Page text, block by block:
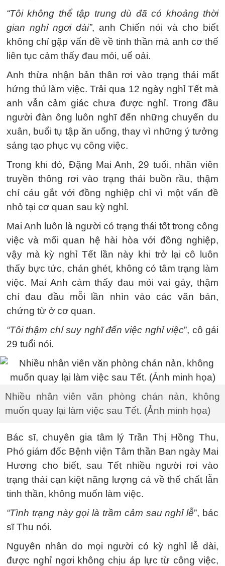
“Tôi không thể tập trung dù đã có khoảng thời
gian nghỉ ngơi dài”, anh Chiến nói và cho biết
không chỉ gặp vấn đề về tinh thần mà anh cơ thể
liên tục cảm thấy đau mỏi, uể oải.
Anh thừa nhận bản thân rơi vào trạng thái mất
hứng thú làm việc. Trải qua 12 ngày nghỉ Tết mà
anh vẫn cảm giác chưa được nghỉ. Trong đầu
người đàn ông luôn nghĩ đến những chuyến du
xuân, buổi tụ tập ăn uống, thay vì những ý tưởng
sáng tạo phục vụ công việc.
Trong khi đó, Đặng Mai Anh, 29 tuổi, nhân viên
truyền thông rơi vào trạng thái buồn rầu, thậm
chí cáu gắt với đồng nghiệp chỉ vì một vấn đề
nhỏ tại cơ quan sau kỳ nghỉ.
Mai Anh luôn là người có trạng thái tốt trong công
việc và mối quan hệ hài hòa với đồng nghiệp,
vậy mà kỳ nghỉ Tết lần này khi trở lại cô luôn
thấy bực tức, chán ghét, không có tâm trạng làm
việc. Mai Anh cảm thấy đau mỏi vai gáy, thậm
chí đau đầu mỗi lần nhìn vào các văn bản,
chứng từ ở cơ quan.
“Tôi thậm chí suy nghĩ đến việc nghỉ việc”, cô gái
29 tuổi nói.
Nhiều nhân viên văn phòng chán nản, không
muốn quay lại làm việc sau Tết. (Ảnh minh họa)
Bác sĩ, chuyên gia tâm lý Trần Thị Hồng Thu,
Phó giám đốc Bệnh viện Tâm thần Ban ngày Mai
Hương cho biết, sau Tết nhiều người rơi vào
trạng thái cạn kiệt năng lượng cả về thể chất lẫn
tinh thần, không muốn làm việc.
“Tình trạng này gọi là trầm cảm sau nghỉ lễ”, bác
sĩ Thu nói.
Nguyên nhân do mọi người có kỳ nghỉ lễ dài,
được nghỉ ngơi không chịu áp lực từ công việc,